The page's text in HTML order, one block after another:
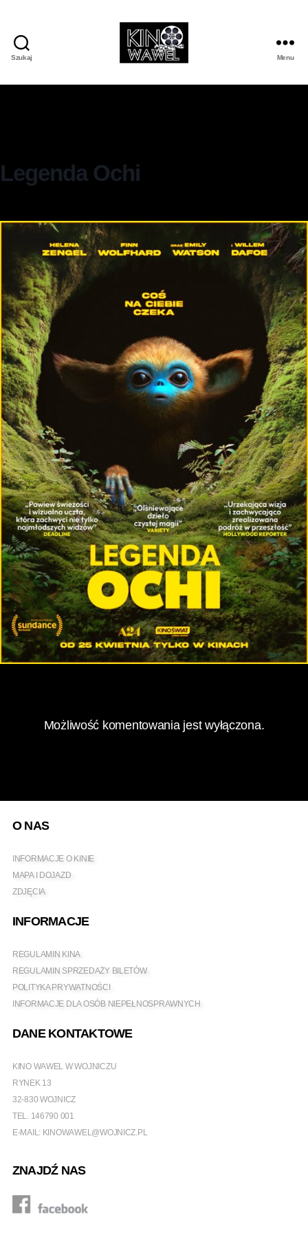
Szukaj Menu
Legenda Ochi
Możliwość komentowania jest wyłączona.
O NAS
INFORMACJE O KINIE
MAPA I DOJAZD
ZDJĘCIA
INFORMACJE
REGULAMIN KINA
REGULAMIN SPRZEDAŻY BILETÓW
POLITYKA PRYWATNOŚCI
INFORMACJE DLA OSÓB NIEPEŁNOSPRAWNYCH
DANE KONTAKTOWE
KINO WAWEL W WOJNICZU
RYNEK 13
32-830 WOJNICZ
TEL. 146790 001
E-MAIL: KINOWAWEL@WOJNICZ.PL
ZNAJDŹ NAS